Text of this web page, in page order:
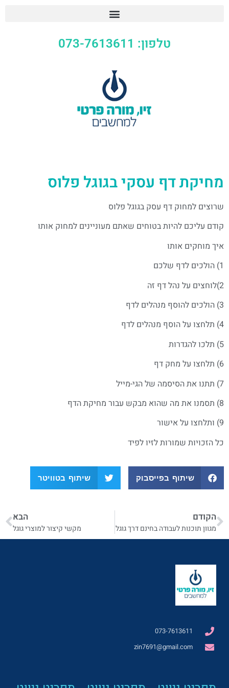
טלפון: 073-7613611
מחיקת דף עסקי בגוגל פלוס
שרוצים למחוק דף עסק בגוגל פלוס
קודם עליכם להיות בטוחים שאתם מעוניינים למחוק אותו
איך מוחקים אותו
1) הולכים לדף שלכם
2)לוחצים על נהל דף זה
3) הולכים להוסף מנהלים לדף
4) תלחצו על הוסף מנהלים לדף
5) תלכו להגדרות
6) תלחצו על מחק דף
7) תתנו את הסיסמה של הגי-מייל
8) תסמנו את מה שהוא מבקש עבור מחיקת הדף
9) ותלחצו על אישור
כל הזכויות שמורות לזיו לפיד
שיתוף בפייסבוק שיתוף בטוויטר
הקודם
מגוון תוכנות לעבודה בחינם דרך גוגל
הבא
מקשי קיצור למוצרי גוגל
073-7613611
zin7691@gmail.com